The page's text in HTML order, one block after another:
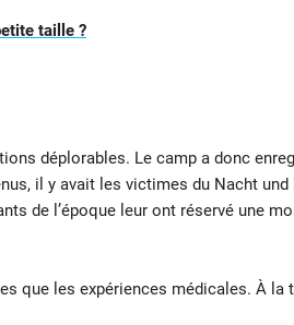
taille ?
déplorables. Le camp a donc
il y avait les victimes du Nacht
de l’époque leur ont réservé une
que les expériences médicales. À la